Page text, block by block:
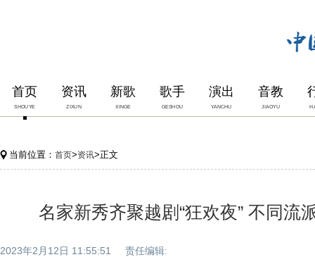
首页
SHOUYE
资讯
ZIXUN
新歌
XINGE
歌手
GESHOU
演出
YANCHU
音教
JIAOYU
当前位置： 首页>资讯>正文
名家新秀齐聚越剧“狂欢夜” 不同流
2023年2月12日 11:55:51 责任编辑: